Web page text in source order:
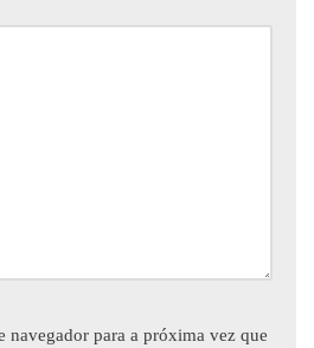
navegador para a próxima vez que